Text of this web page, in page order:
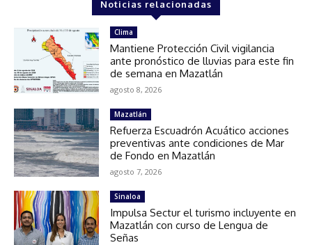
Noticias relacionadas
Clima
Mantiene Protección Civil vigilancia
ante pronóstico de lluvias para este fin
de semana en Mazatlán
agosto 8, 2026
Mazatlán
Refuerza Escuadrón Acuático acciones
preventivas ante condiciones de Mar
de Fondo en Mazatlán
agosto 7, 2026
Sinaloa
Impulsa Sectur el turismo incluyente en
Mazatlán con curso de Lengua de
Señas